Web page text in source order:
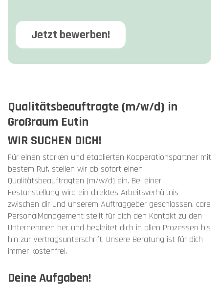
Jetzt bewerben!
Qualitätsbeauftragte (m/w/d) in
Großraum Eutin
WIR SUCHEN DICH!
Für einen starken und etablierten Kooperationspartner mit
bestem Ruf, stellen wir ab sofort einen
Qualitätsbeauftragten (m/w/d) ein. Bei einer
Festanstellung wird ein direktes Arbeitsverhältnis
zwischen dir und unserem Auftraggeber geschlossen. care
PersonalManagement stellt für dich den Kontakt zu den
Unternehmen her und begleitet dich in allen Prozessen bis
hin zur Vertragsunterschrift. Unsere Beratung ist für dich
immer kostenfrei.
Deine Aufgaben!